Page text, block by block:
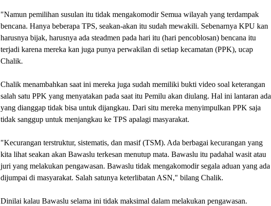
"Namun pemilihan susulan itu tidak mengakomodir Semua wilayah yang terdampak
bencana. Hanya beberapa TPS, seakan-akan itu sudah mewakili. Sebenarnya KPU kan
harusnya bijak, harusnya ada steadmen pada hari itu (hari pencoblosan) bencana itu
terjadi karena mereka kan juga punya perwakilan di setiap kecamatan (PPK), ucap
Chalik.
Chalik menambahkan saat ini mereka juga sudah memiliki bukti video soal keterangan
salah satu PPK yang menyatakan pada saat itu Pemilu akan diulang. Hal ini lantaran ada
yang dianggap tidak bisa untuk dijangkau. Dari situ mereka menyimpulkan PPK saja
tidak sanggup untuk menjangkau ke TPS apalagi masyarakat.
"Kecurangan terstruktur, sistematis, dan masif (TSM). Ada berbagai kecurangan yang
kita lihat seakan akan Bawaslu terkesan menutup mata. Bawaslu itu padahal wasit atau
juri yang melakukan pengawasan. Bawaslu tidak mengakomodir segala aduan yang ada
dijumpai di masyarakat. Salah satunya keterlibatan ASN," bilang Chalik.
Dinilai kalau Bawaslu selama ini tidak maksimal dalam melakukan pengawasan.